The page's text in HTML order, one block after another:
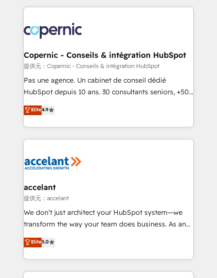
HubSpot's Global Partner of the Year in 2024,
worldwide, and with over 15 years in the ecosystem,
Huble has built a track record that speaks for itself.
One company, one operating model, delivering
across offices and consulting teams in the UK, USA,
Canada, Germany, France, Belgium, Singapore, and
South Africa. Certified compliant with ISO/IEC
international offices and 175+ employees.
Copernic - Conseils & intégration HubSpot
提供元：Copernic - Conseils & intégration HubSpot
Pas une agence. Un cabinet de conseil dédié
HubSpot depuis 10 ans. 30 consultants seniors, +500
clients, un ROI mesurable. Notre mission : faire de
HubSpot un vrai levier de performance pour votre
organisation. Cela passe par la compréhension de
vos processus, la fiabilisation de vos données et
la plateforme. Nos domaines d'intervention : -
& reprise de données - Stratégie RevOps &
alignement Marketing / Sales - Data, reporting &
tableaux de bord - Onboarding, audit &
optimisation - Intégrations métiers (ERP, téléphonie,
changement Nous intervenons auprès des PME, ETI
et grandes entreprises en France et à l'international,
Elite4.9
accelant
提供元：accelant
We don’t just architect your HubSpot system—we
transform the way your team does business. As an
Elite HubSpot Solutions Partner, we specialize in
creating tailored, end-to-end CRM solutions that
accelerate growth, improve operational efficiency,
and ensure faster time to value on HubSpot. What
Elite5.0